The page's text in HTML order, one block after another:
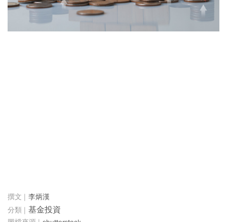
李炳漢
基金投資